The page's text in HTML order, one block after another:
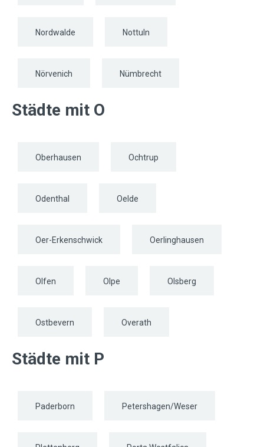
Nordwalde Nottuln
Nörvenich Nümbrecht
Städte mit O
Oberhausen Ochtrup
Odenthal Oelde
Oer-Erkenschwick Oerlinghausen
Olfen Olpe Olsberg
Ostbevern Overath
Städte mit P
Paderborn Petershagen/Weser